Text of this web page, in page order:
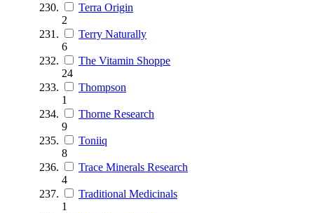
Terra Origin
2
Terry Naturally
6
The Vitamin Shoppe
24
Thompson
1
Thorne Research
9
Toniiq
8
Trace Minerals Research
4
Traditional Medicinals
1